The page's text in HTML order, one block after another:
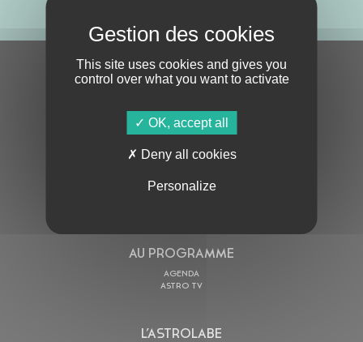
S'ABONNER À LA NEWSLETTER
AU PROGRAMME
AGENDA
ASTRO TV
L’ASTROLABE
This site uses cookies and gives you
control over what you want to activate
OK, accept all
Deny all cookies
Personalize